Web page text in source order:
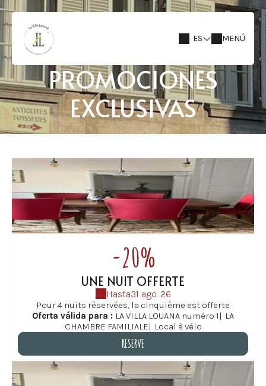
ES MENÚ
PROMOCIONES
EXCLUSIVAS
-20%
UNE NUIT OFFERTE
Hasta31 ago. 26
Pour 4 nuits réservées, la cinquième est offerte
Oferta válida para :
LA VILLA LOUANA numéro 1 | LA
CHAMBRE FAMILIALE| Local à vélo
RESERVE
RESERVE